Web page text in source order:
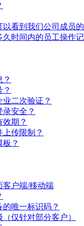
以看到我们公司成员
时间内的员工操作记
业二次验证？
录安全？
效期？
上传限制？
板？
客户端/移动端
唯一标识码？
仅针对部分客户）